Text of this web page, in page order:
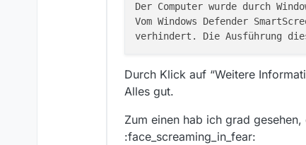
Der Computer wurde durch
Vom Windows Defender
Durch Klick auf “Weitere
Alles gut.
Zum einen hab ich grad
:face_screaming_in_fear: